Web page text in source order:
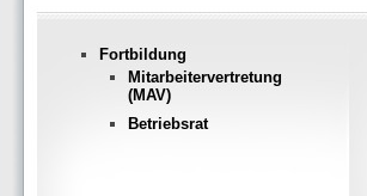
Fortbildung
Mitarbeitervertretung
(MAV)
Betriebsrat